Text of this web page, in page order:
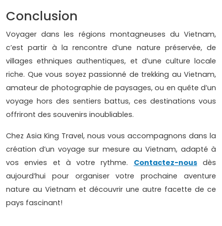
Conclusion
Voyager dans les régions montagneuses du Vietnam,
c’est partir à la rencontre d’une nature préservée, de
villages ethniques authentiques, et d’une culture locale
riche. Que vous soyez passionné de trekking au Vietnam,
amateur de photographie de paysages, ou en quête d’un
voyage hors des sentiers battus, ces destinations vous
offriront des souvenirs inoubliables.
Chez Asia King Travel, nous vous accompagnons dans la
création d’un voyage sur mesure au Vietnam, adapté à
vos envies et à votre rythme. Contactez-nousdès
aujourd’hui pour organiser votre prochaine aventure
nature au Vietnam et découvrir une autre facette de ce
pays fascinant!